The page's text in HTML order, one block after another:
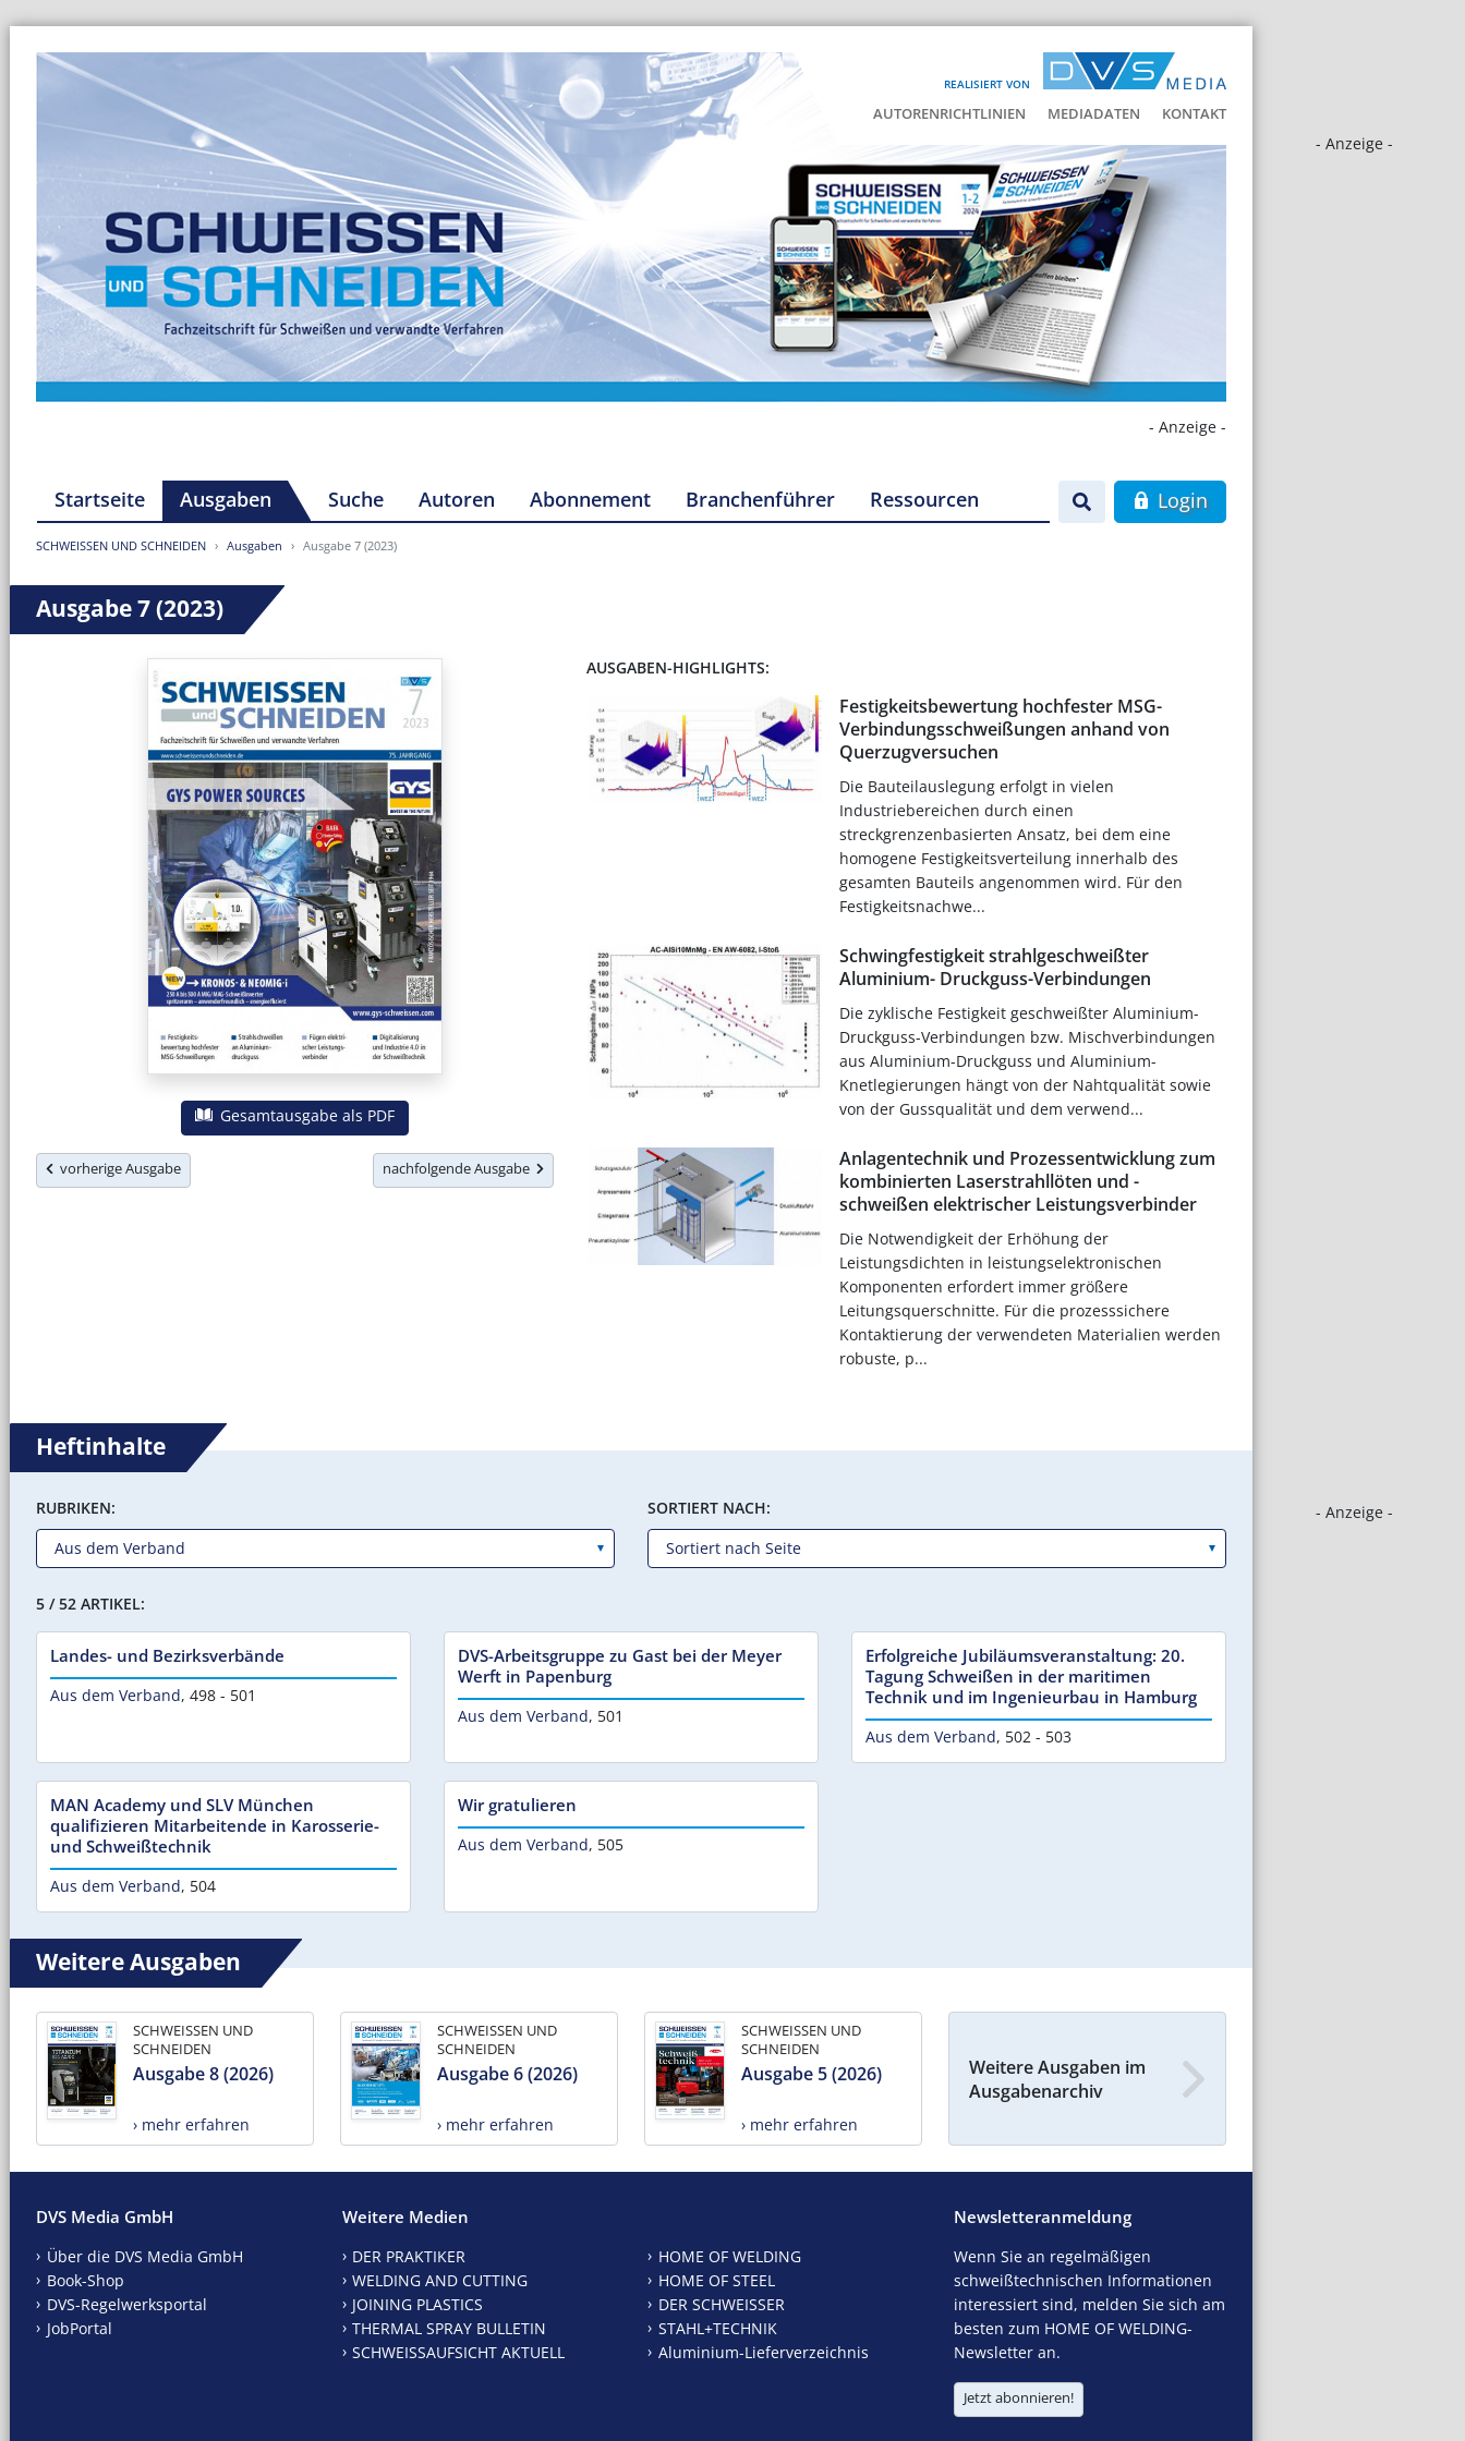
REALISIERT VON
AUTORENRICHTLINIEN MEDIADATEN KONTAKT
- Anzeige -
- Anzeige -
- Anzeige -
Startseite Ausgaben Suche Autoren Abonnement Branchenführer Ressourcen Login
SCHWEISSEN UND SCHNEIDEN Ausgaben Ausgabe 7 (2023)
Ausgabe 7 (2023)
Gesamtausgabe als PDF
vorherige Ausgabe nachfolgende Ausgabe
AUSGABEN-HIGHLIGHTS:
Festigkeitsbewertung hochfester MSG-
Verbindungsschweißungen anhand von
Querzugversuchen
Die Bauteilauslegung erfolgt in vielen
Industriebereichen durch einen
streckgrenzenbasierten Ansatz, bei dem eine
homogene Festigkeitsverteilung innerhalb des
gesamten Bauteils angenommen wird. Für den
Festigkeitsnachwe...
Schwingfestigkeit strahlgeschweißter
Aluminium- Druckguss-Verbindungen
Die zyklische Festigkeit geschweißter Aluminium-
Druckguss-Verbindungen bzw. Mischverbindungen
aus Aluminium-Druckguss und Aluminium-
Knetlegierungen hängt von der Nahtqualität sowie
von der Gussqualität und dem verwend...
Anlagentechnik und Prozessentwicklung zum
kombinierten Laserstrahllöten und -
schweißen elektrischer Leistungsverbinder
Die Notwendigkeit der Erhöhung der
Leistungsdichten in leistungselektronischen
Komponenten erfordert immer größere
Leitungsquerschnitte. Für die prozesssichere
Kontaktierung der verwendeten Materialien werden
robuste, p...
Heftinhalte
RUBRIKEN: SORTIERT NACH:
5 / 52 ARTIKEL:
Landes- und Bezirksverbände
Aus dem Verband, 498 - 501
DVS-Arbeitsgruppe zu Gast bei der Meyer
Werft in Papenburg
Aus dem Verband, 501
Erfolgreiche Jubiläumsveranstaltung: 20.
Tagung Schweißen in der maritimen
Technik und im Ingenieurbau in Hamburg
Aus dem Verband, 502 - 503
MAN Academy und SLV München
qualifizieren Mitarbeitende in Karosserie-
und Schweißtechnik
Aus dem Verband, 504
Wir gratulieren
Aus dem Verband, 505
Weitere Ausgaben
SCHWEISSEN UND
SCHNEIDEN
Ausgabe 8 (2026)
› mehr erfahren
SCHWEISSEN UND
SCHNEIDEN
Ausgabe 6 (2026)
› mehr erfahren
SCHWEISSEN UND
SCHNEIDEN
Ausgabe 5 (2026)
› mehr erfahren
Weitere Ausgaben im
Ausgabenarchiv
DVS Media GmbH
Über die DVS Media GmbH
Book-Shop
DVS-Regelwerksportal
JobPortal
Weitere Medien
DER PRAKTIKER
WELDING AND CUTTING
JOINING PLASTICS
THERMAL SPRAY BULLETIN
SCHWEISSAUFSICHT AKTUELL
HOME OF WELDING
HOME OF STEEL
DER SCHWEISSER
STAHL+TECHNIK
Aluminium-Lieferverzeichnis
Newsletteranmeldung
Wenn Sie an regelmäßigen
schweißtechnischen Informationen
interessiert sind, melden Sie sich am
besten zum HOME OF WELDING-
Newsletter an.
Jetzt abonnieren!